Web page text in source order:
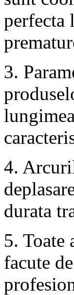
perfecta
3.
4.
durata
5. Toate
facute